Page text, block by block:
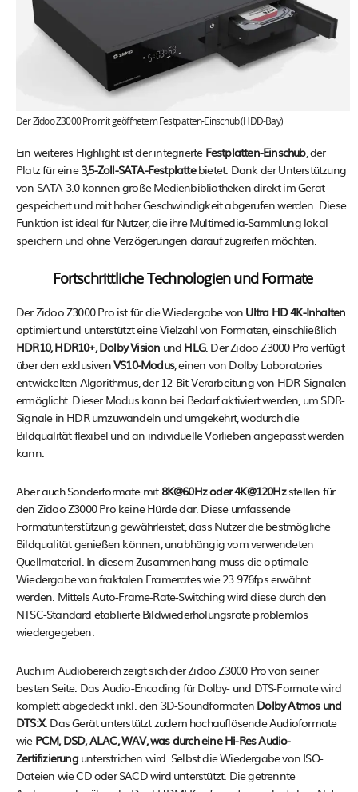
Der Zidoo Z3000 Pro mit geöffnetem Festplatten-Einschub (HDD-Bay)
Ein weiteres Highlight ist der integrierte Festplatten-Einschub, der
Platz für eine3,5-Zoll-SATA-Festplattebietet. Dank der Unterstützung
von SATA 3.0 können große Medienbibliotheken direkt im Gerät
gespeichert und mit hoher Geschwindigkeit abgerufen werden. Diese
Funktion ist ideal für Nutzer, die ihre Multimedia-Sammlung lokal
speichern und ohne Verzögerungen darauf zugreifen möchten.
Fortschrittliche Technologien und Formate
Der Zidoo Z3000 Pro ist für die Wiedergabe von Ultra HD 4K-Inhalten
optimiert und unterstützt eine Vielzahl von Formaten, einschließlich
HDR10, HDR10+, Dolby Vision und HLG. Der Zidoo Z3000 Pro verfügt
über den exklusivenVS10-Modus, einen von Dolby Laboratories
entwickelten Algorithmus, der 12-Bit-Verarbeitung von HDR-Signalen
ermöglicht. Dieser Modus kann bei Bedarf aktiviert werden, um SDR-
Signale in HDR umzuwandeln und umgekehrt, wodurch die
Bildqualität flexibel und an individuelle Vorlieben angepasst werden
kann.
Aber auch Sonderformate mit 8K@60Hz oder 4K@120Hzstellen für
den Zidoo Z3000 Pro keine Hürde dar. Diese umfassende
Formatunterstützung gewährleistet, dass Nutzer die bestmögliche
Bildqualität genießen können, unabhängig vom verwendeten
Quellmaterial. In diesem Zusammenhang muss die optimale
Wiedergabe von fraktalen Framerates wie 23.976fps erwähnt
werden. Mittels Auto-Frame-Rate-Switching wird diese durch den
NTSC-Standard etablierte Bildwiederholungsrate problemlos
wiedergegeben.
Auch im Audiobereich zeigt sich der Zidoo Z3000 Pro von seiner
besten Seite. Das Audio-Encoding für Dolby- und DTS-Formate wird
komplett abgedeckt inkl. den 3D-Soundformaten Dolby Atmos und
DTS:X. Das Gerät unterstützt zudem hochauflösende Audioformate
wie PCM, DSD, ALAC, WAV, was durch eine Hi-Res Audio-
Zertifizierungunterstrichen wird. Selbst die Wiedergabe von ISO-
Dateien wie CD oder SACD wird unterstützt. Die getrennte